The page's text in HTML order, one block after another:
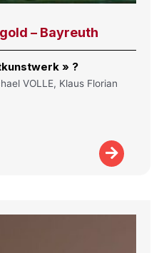
– Bayreuth
» ?
VOLLE, Klaus Florian